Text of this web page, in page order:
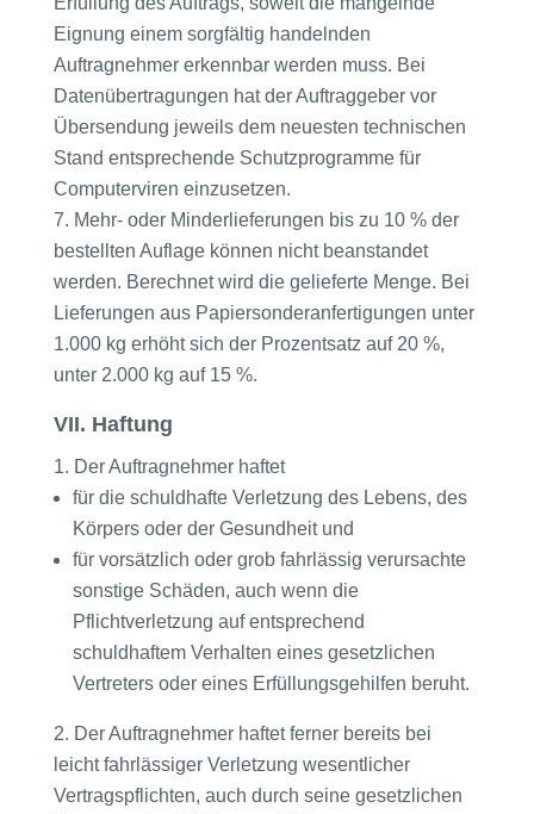
Eignung einem sorgfältig handelnden
Auftragnehmer erkennbar werden muss. Bei
Datenübertragungen hat der Auftraggeber vor
Übersendung jeweils dem neuesten technischen
Stand entsprechende Schutzprogramme für
Computerviren einzusetzen.
Mehr- oder Minderlieferungen bis zu 10 % der
bestellten Auflage können nicht beanstandet
werden. Berechnet wird die gelieferte Menge. Bei
Lieferungen aus Papiersonderanfertigungen unter
1.000 kg erhöht sich der Prozentsatz auf 20 %,
unter 2.000 kg auf 15 %.
VII. Haftung
Der Auftragnehmer haftet
für die schuldhafte Verletzung des Lebens, des
Körpers oder der Gesundheit und
für vorsätzlich oder grob fahrlässig verursachte
sonstige Schäden, auch wenn die
Pflichtverletzung auf entsprechend
schuldhaftem Verhalten eines gesetzlichen
Vertreters oder eines Erfüllungsgehilfen beruht.
Der Auftragnehmer haftet ferner bereits bei
leicht fahrlässiger Verletzung wesentlicher
Vertragspflichten, auch durch seine gesetzlichen